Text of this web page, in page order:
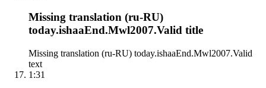
Missing translation (ru-RU)
today.ishaaEnd.Mwl2007.Valid title
Missing translation (ru-RU) today.ishaaEnd.Mwl2007.Valid
text
1:31